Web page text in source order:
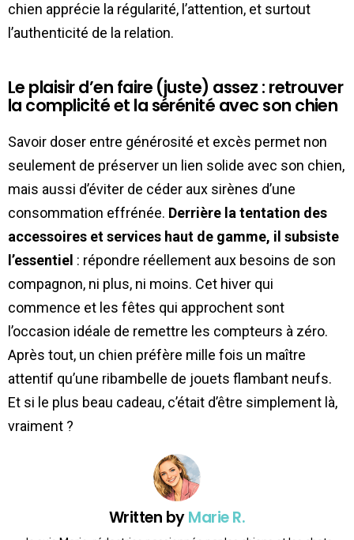
chien apprécie la régularité, l’attention, et surtout
l’authenticité de la relation.
Le plaisir d’en faire (juste) assez : retrouver
la complicité et la sérénité avec son chien
Savoir doser entre générosité et excès permet non
seulement de préserver un lien solide avec son chien,
mais aussi d’éviter de céder aux sirènes d’une
consommation effrénée. Derrière la tentation des
accessoires et services haut de gamme, il subsiste
l’essentiel : répondre réellement aux besoins de son
compagnon, ni plus, ni moins. Cet hiver qui
commence et les fêtes qui approchent sont
l’occasion idéale de remettre les compteurs à zéro.
Après tout, un chien préfère mille fois un maître
attentif qu’une ribambelle de jouets flambant neufs.
Et si le plus beau cadeau, c’était d’être simplement là,
vraiment ?
Written byMarie R.